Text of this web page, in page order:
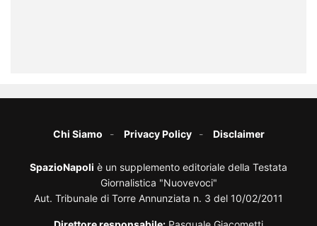
Chi Siamo Privacy Policy Disclaimer
SpazioNapoli è un supplemento editoriale della Testata
Giornalistica "Nuovevoci"
Aut. Tribunale di Torre Annunziata n. 3 del 10/02/2011